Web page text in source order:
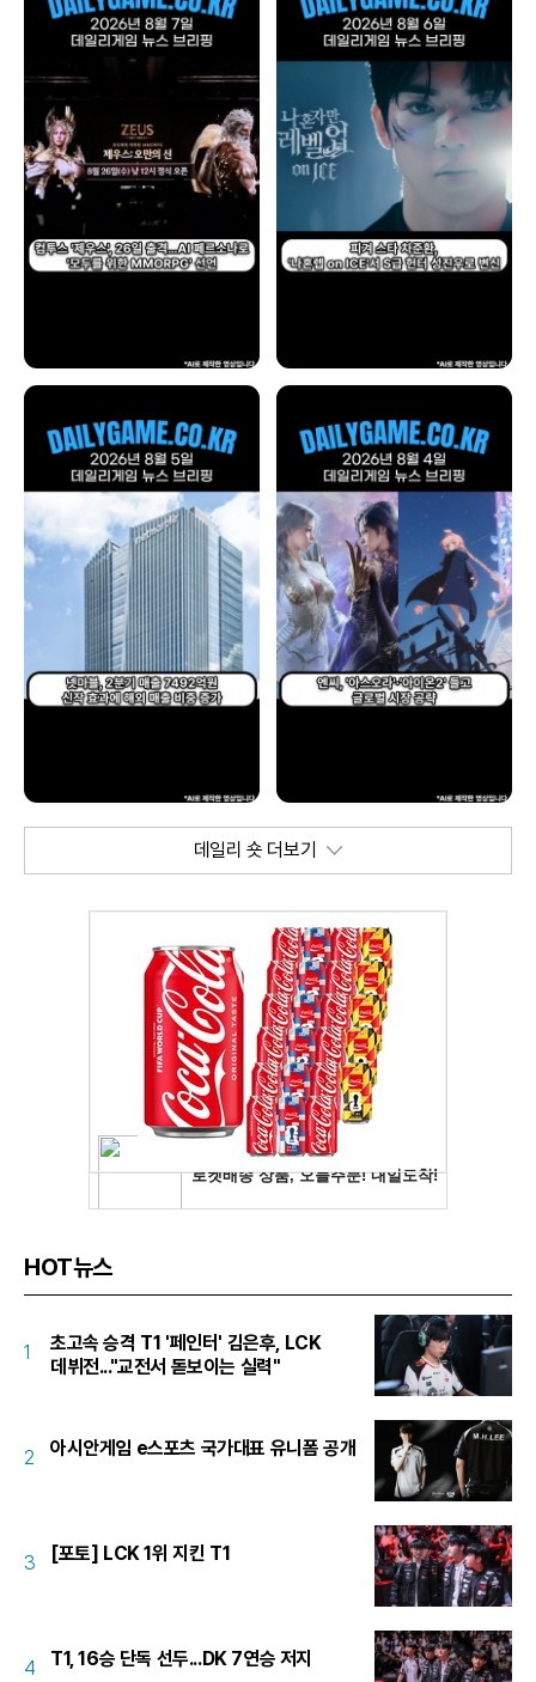
데일리 숏 더보기
HOT뉴스
1
초고속 승격 T1 '페인터' 김은후, LCK
데뷔전..."교전서 돋보이는 실력"
2 아시안게임 e스포츠 국가대표 유니폼 공개
3 [포토] LCK 1위 지킨 T1
4 T1, 16승 단독 선두...DK 7연승 저지